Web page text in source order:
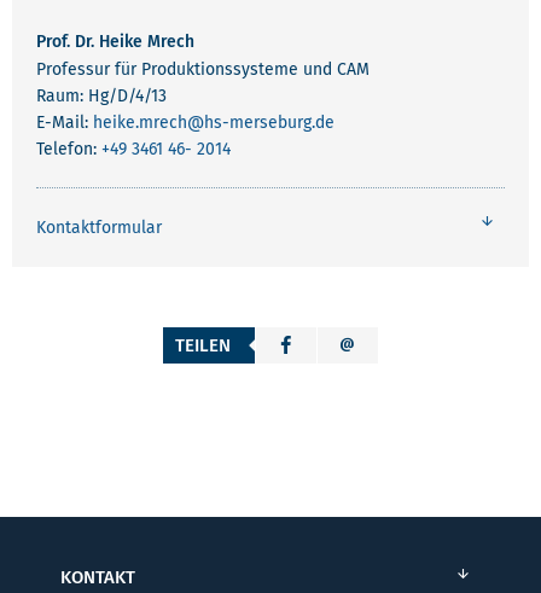
Prof. Dr. Heike Mrech
Professur für Produktionssysteme und CAM
Raum: Hg/D/4/13
E-Mail: heike.mrech@hs-merseburg.de
Telefon: +49 3461 46- 2014
Kontaktformular
TEILEN
KONTAKT